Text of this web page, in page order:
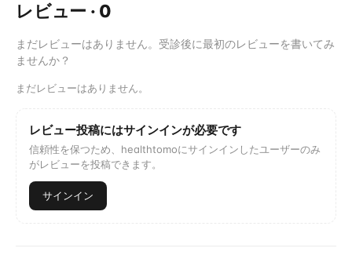
レビュー · 0
まだレビューはありません。受診後に最初のレビューを書いてみ
ませんか？
まだレビューはありません。
レビュー投稿にはサインインが必要です
信頼性を保つため、healthtomoにサインインしたユーザーのみ
がレビューを投稿できます。
サインイン